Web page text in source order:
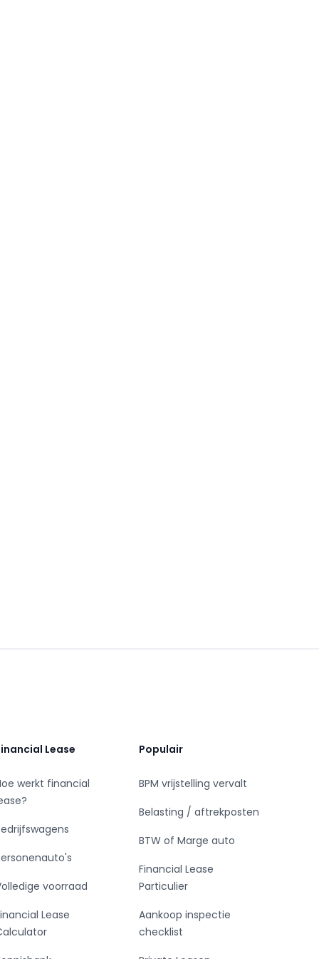
Lease
werkt financial
voorraad
Lease
Populair
BPM vrijstelling vervalt
Belasting / aftrekposten
BTW of Marge auto
Financial Lease
Particulier
Aankoop inspectie
checklist